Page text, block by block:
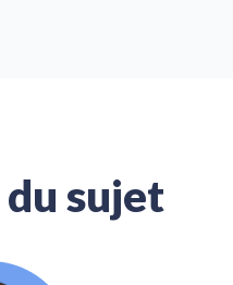
du sujet